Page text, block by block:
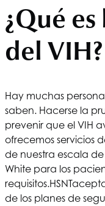
¿Qué
del VIH?
Hay muchas
saben. Hacerse la
prevenir que el VIH
ofrecemos servicios
de nuestra escala de
White para los
requisitos.HSNT
de los planes de